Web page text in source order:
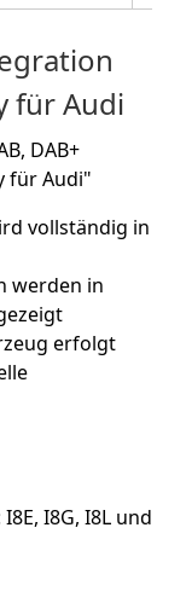
für Audi
DAB+
für Audi"
vollständig in
werden in
erfolgt
I8G, I8L und